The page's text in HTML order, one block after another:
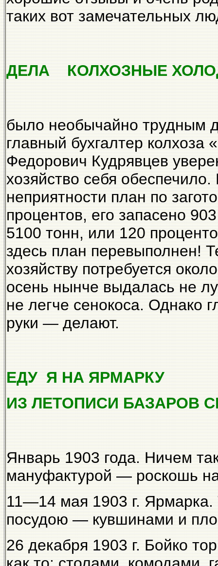
таких вот замечательных
ДЕЛА КОЛХОЗНЫЕ
было необычайно трудным
главный бухгалтер колхоза
Федорович Кудрявцев
хозяйство себя
неприятности план по
процентов, его запасено
5100 тонн, или 120
здесь план перевыполнен!
хозяйству потребуется
осень нынче выдалась не
не легче сенокоса. Однако
руки — делают.
ЕДУ Я НА ЯРМАРКУ
ИЗ ЛЕТОПИСИ БАЗАРОВ
Январь 1903 года. Ничем
мануфактурой — роскошь
11—14 мая 1903 г.
посудою — кувшинами и
26 декабря 1903 г. Бойко